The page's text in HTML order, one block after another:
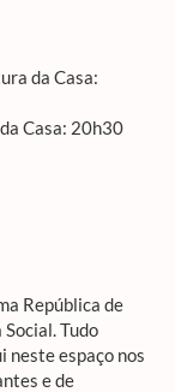
da Casa:
Casa: 20h30
República de
Tudo
neste espaço nos
e de